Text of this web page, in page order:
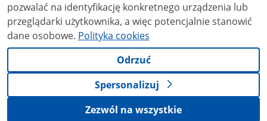
pozwalać na identyfikację konkretnego urządzenia lub
przeglądarki użytkownika, a więc potencjalnie stanowić
dane osobowe. Polityka cookies
Odrzuć
Spersonalizuj
Zezwól na wszystkie